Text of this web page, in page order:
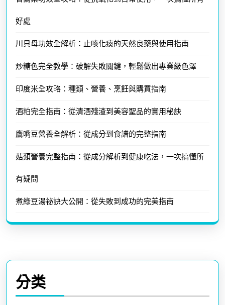
好處
川貝母功效全解析：止咳化痰的天然良藥與使用指南
炒糖色完全教學：破解失敗關鍵，輕鬆做出專業級色澤
印度米全攻略：種類、營養、烹飪與購買指南
酒粕完全指南：從清酒殘渣到美容聖品的實用秘訣
鷹嘴豆營養全解析：從成分到食譜的完整指南
菇類營養完整指南：從成分解析到健康吃法，一次搞懂所
有疑問
煮綠豆湯祕訣大公開：從失敗到成功的完美指南
分类